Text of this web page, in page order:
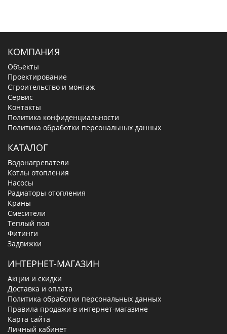
КОМПАНИЯ
Объекты
Проектирование
Строительство и монтаж
Сервис
Контакты
Политика конфиденциальности
Политика обработки персональных данных
КАТАЛОГ
Водонагреватели
Котлы отопления
Насосы
Радиаторы отопления
Краны
Смесители
Теплый пол
Фитинги
Задвижки
ИНТЕРНЕТ-МАГАЗИН
Акции и скидки
Доставка и оплата
Политика обработки персональных данных
Правила продажи в интернет-магазине
Карта сайта
Личный кабинет